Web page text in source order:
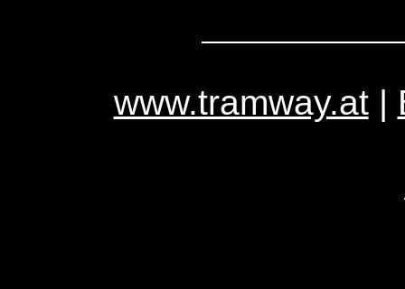
www.tramway.at|